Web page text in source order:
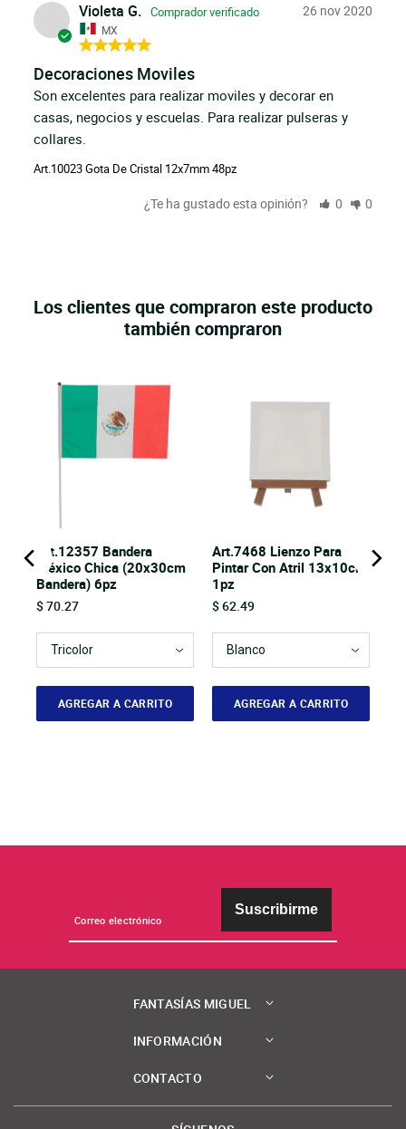
26 nov 2020
Violeta G.
MX
Decoraciones Moviles
Son excelentes para realizar moviles y decorar en
casas, negocios y escuelas. Para realizar pulseras y
collares.
Art.10023 Gota De Cristal 12x7mm 48pz
¿Te ha gustado esta opinión? 0 0
Los clientes que compraron este producto
también compraron
Art.12357 Bandera
México Chica (20x30cm
Bandera) 6pz
Price
$ 70.27
AGREGAR A CARRITO
Art.7468 Lienzo Para
Pintar Con Atril 13x10cm
1pz
Price
$ 62.49
AGREGAR A CARRITO
Suscribirme
FANTASÍAS MIGUEL
INFORMACIÓN
CONTACTO